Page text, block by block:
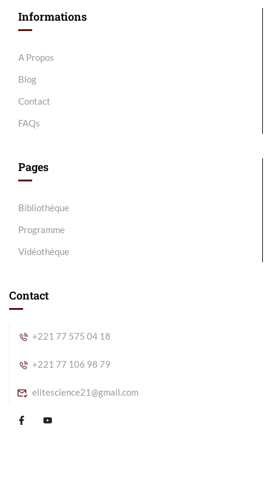
Informations
A Propos
Blog
Contact
FAQs
Pages
Bibliothèque
Programme
Vidéothèque
Contact
+221 77 575 04 18
+221 77 106 98 79
elitescience21@gmail.com